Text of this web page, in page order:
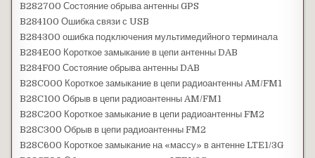
B282700 Состояние обрыва антенны GPS
B284100 Ошибка связи с USB
B284300 ошибка подключения мультимедийного терминала
B284E00 Короткое замыкание в цепи антенны DAB
B284F00 Состояние обрыва антенны DAB
B28C000 Короткое замыкание в цепи радиоантенны AM/FM1
B28C100 Обрыв в цепи радиоантенны AM/FM1
B28C200 Короткое замыкание в цепи радиоантенны FM2
B28C300 Обрыв в цепи радиоантенны FM2
B28C600 Короткое замыкание на «массу» в антенне LTE1/3G